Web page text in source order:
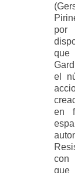
por
que
el
en
con
que